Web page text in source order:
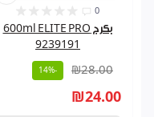
0
بكرج 600ml ELITE PRO
9239191
₪28.00
-14%
₪24.00